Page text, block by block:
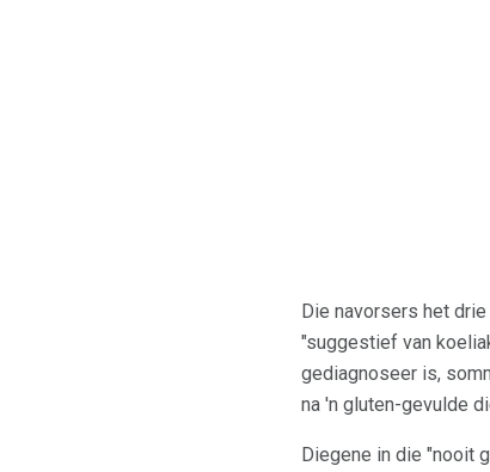
Die navorsers het
"suggestief van
gediagnoseer is,
na 'n gluten-gevulde
Diegene in die "nooit